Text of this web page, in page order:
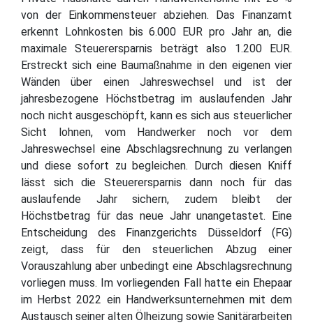
von der Einkommensteuer abziehen. Das Finanzamt
erkennt Lohnkosten bis 6.000 EUR pro Jahr an, die
maximale Steuerersparnis beträgt also 1.200 EUR.
Erstreckt sich eine Baumaßnahme in den eigenen vier
Wänden über einen Jahreswechsel und ist der
jahresbezogene Höchstbetrag im auslaufenden Jahr
noch nicht ausgeschöpft, kann es sich aus steuerlicher
Sicht lohnen, vom Handwerker noch vor dem
Jahreswechsel eine Abschlagsrechnung zu verlangen
und diese sofort zu begleichen. Durch diesen Kniff
lässt sich die Steuerersparnis dann noch für das
auslaufende Jahr sichern, zudem bleibt der
Höchstbetrag für das neue Jahr unangetastet. Eine
Entscheidung des Finanzgerichts Düsseldorf (FG)
zeigt, dass für den steuerlichen Abzug einer
Vorauszahlung aber unbedingt eine Abschlagsrechnung
vorliegen muss. Im vorliegenden Fall hatte ein Ehepaar
im Herbst 2022 ein Handwerksunternehmen mit dem
Austausch seiner alten Ölheizung sowie Sanitärarbeiten